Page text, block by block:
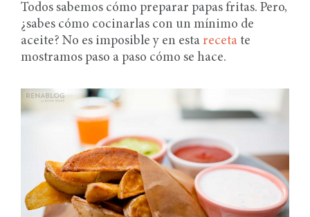
Todos sabemos cómo preparar papas fritas. Pero,
¿sabes cómo cocinarlas con un mínimo de
aceite? No es imposible y en esta receta te
mostramos paso a paso cómo se hace.